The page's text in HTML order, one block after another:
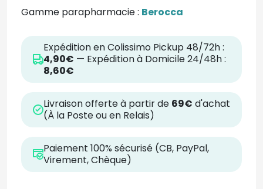
Gamme parapharmacie : Berocca
Expédition en Colissimo Pickup 48/72h :
4,90€ — Expédition à Domicile 24/48h :
8,60€
Livraison offerte à partir de 69€ d'achat
(À la Poste ou en Relais)
Paiement 100% sécurisé (CB, PayPal,
Virement, Chèque)